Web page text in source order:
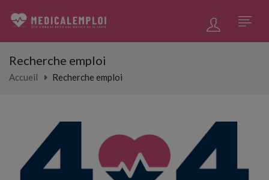
Recherche emploi
Accueil Recherche emploi